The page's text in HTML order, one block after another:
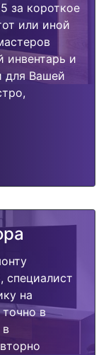
за короткое
или иной
инвентарь и
для Вашей
специалист
на
в
в